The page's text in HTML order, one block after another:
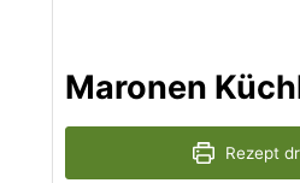
Maronen
Rezept